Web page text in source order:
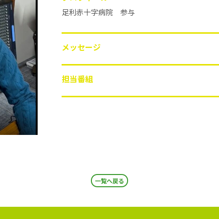
足利赤十字病院 参与
メッセージ
担当番組
一覧へ戻る